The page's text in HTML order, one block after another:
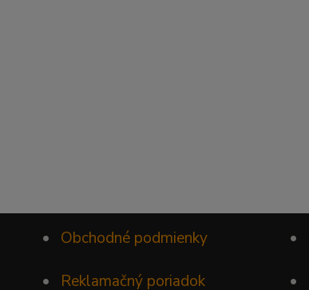
• Obchodné podmienky
• Reklamačný poriadok
•
•